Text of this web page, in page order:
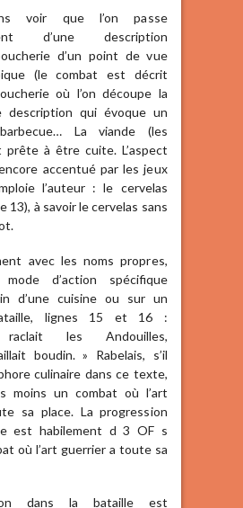
voir que l’on passe
d’une description
d’un point de vue
(le combat est décrit
où l’on découpe la
description qui évoque un
La viande (les
prête à être cuite. L’aspect
accentué par les jeux
l’auteur : le cervelas
13), à savoir le cervelas sans
avec les noms propres,
d’action spécifique
d’une cuisine ou sur un
lignes 15 et 16 :
raclait les Andouilles,
boudin. » Rabelais, s’il
culinaire dans ce texte,
moins un combat où l’art
sa place. La progression
est habilement d 3 OF s
où l’art guerrier a toute sa
dans la bataille est